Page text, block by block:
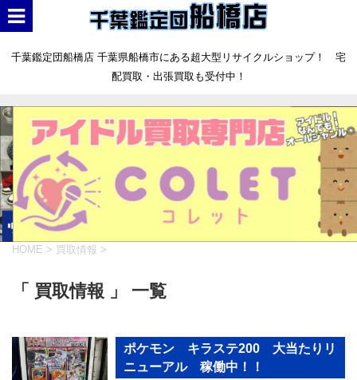
千葉鑑定団船橋店 千葉県船橋市にある超大型リサイクルショップ！ 宅
配買取・出張買取も受付中！
HOME > 買取情報 >
「 買取情報 」 一覧
ポケモン キラステ200 大当たりリ
ニューアル 稼働中！！